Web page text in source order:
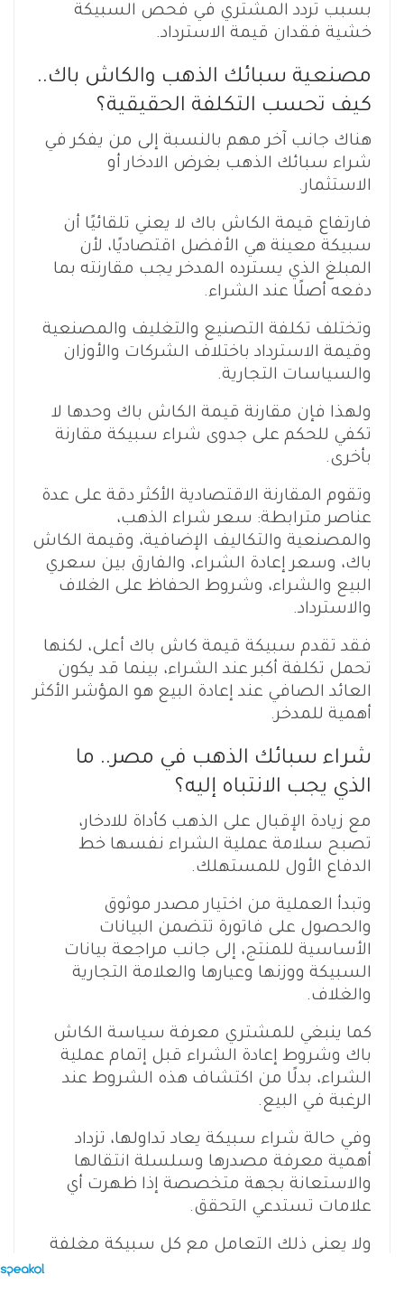
بسبب تردد المشتري في فحص السبيكة
خشية فقدان قيمة الاسترداد.
مصنعية سبائك الذهب والكاش باك..
كيف تحسب التكلفة الحقيقية؟
هناك جانب آخر مهم بالنسبة إلى من يفكر في
شراء سبائك الذهب بغرض الادخار أو
الاستثمار.
فارتفاع قيمة الكاش باك لا يعني تلقائيًا أن
سبيكة معينة هي الأفضل اقتصاديًا، لأن
المبلغ الذي يسترده المدخر يجب مقارنته بما
دفعه أصلًا عند الشراء.
وتختلف تكلفة التصنيع والتغليف والمصنعية
وقيمة الاسترداد باختلاف الشركات والأوزان
والسياسات التجارية.
ولهذا فإن مقارنة قيمة الكاش باك وحدها لا
تكفي للحكم على جدوى شراء سبيكة مقارنة
بأخرى.
وتقوم المقارنة الاقتصادية الأكثر دقة على عدة
عناصر مترابطة: سعر شراء الذهب،
والمصنعية والتكاليف الإضافية، وقيمة الكاش
باك، وسعر إعادة الشراء، والفارق بين سعري
البيع والشراء، وشروط الحفاظ على الغلاف
والاسترداد.
فقد تقدم سبيكة قيمة كاش باك أعلى، لكنها
تحمل تكلفة أكبر عند الشراء، بينما قد يكون
العائد الصافي عند إعادة البيع هو المؤشر الأكثر
أهمية للمدخر.
شراء سبائك الذهب في مصر.. ما
الذي يجب الانتباه إليه؟
مع زيادة الإقبال على الذهب كأداة للادخار،
تصبح سلامة عملية الشراء نفسها خط
الدفاع الأول للمستهلك.
وتبدأ العملية من اختيار مصدر موثوق
والحصول على فاتورة تتضمن البيانات
الأساسية للمنتج، إلى جانب مراجعة بيانات
السبيكة ووزنها وعيارها والعلامة التجارية
والغلاف.
كما ينبغي للمشتري معرفة سياسة الكاش
باك وشروط إعادة الشراء قبل إتمام عملية
الشراء، بدلًا من اكتشاف هذه الشروط عند
الرغبة في البيع.
وفي حالة شراء سبيكة يعاد تداولها، تزداد
أهمية معرفة مصدرها وسلسلة انتقالها
والاستعانة بجهة متخصصة إذا ظهرت أي
علامات تستدعي التحقق.
ولا يعني ذلك التعامل مع كل سبيكة مغلفة